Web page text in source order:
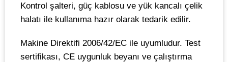
Kontrol şalteri, güç kablosu ve yük kancalı çelik
halatı ile kullanıma hazır olarak tedarik edilir.
Makine Direktifi 2006/42/EC ile uyumludur. Test
sertifikası, CE uygunluk beyanı ve çalıştırma